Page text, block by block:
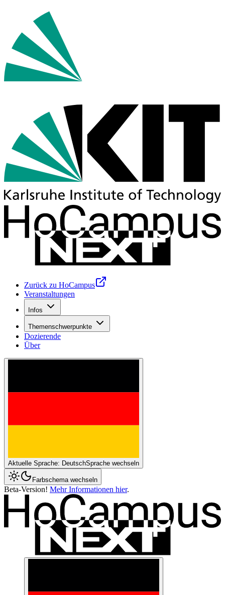
Zurück zu HoCampus
Veranstaltungen
Infos
Themenschwerpunkte
Dozierende
Über
Aktuelle Sprache: DeutschSprache wechseln
Farbschema wechseln
Beta-Version! Mehr Informationen hier.